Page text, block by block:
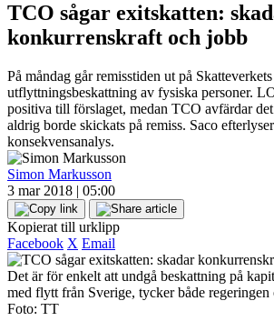
TCO sågar exitskatten:
konkurrenskraft och jobb
På måndag går remisstiden ut på
utflyttningsbeskattning av fysiska personer.
positiva till förslaget, medan TCO avfärdar
aldrig borde skickats på remiss. Saco
konsekvensanalys.
Simon Markusson
3 mar 2018 | 05:00
Kopierat till urklipp
Facebook X Email
Det är för enkelt att undgå beskattning på
med flytt från Sverige, tycker både regeringen
Foto: TT